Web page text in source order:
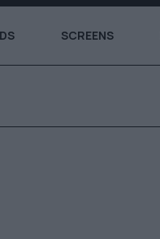
SCREENS